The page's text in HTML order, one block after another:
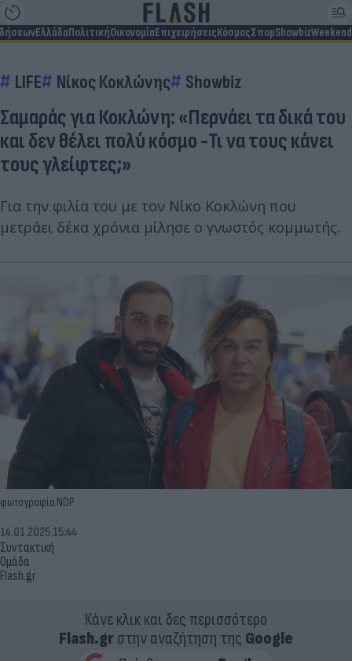
ΕλλάδαΠολιτικήΟικονομίαΕπιχειρήσειςΚόσμοςΣπορShowbizWeekend
LIFE Νίκος Κοκλώνης Showbiz
Σαμαράς για Κοκλώνη: «Περνάει τα δικά του
και δεν θέλει πολύ κόσμο -Τι να τους κάνει
τους γλείφτες;»
Για την φιλία του με τον Νίκο Κοκλώνη που
μετράει δέκα χρόνια μίλησε ο γνωστός κομμωτής.
φωτογραφία NDP
Συντακτική
Ομάδα
Flash.gr
14.01.2025 15:44
Κάνε κλικ και δες περισσότερο
Flash.grστην αναζήτηση της Google